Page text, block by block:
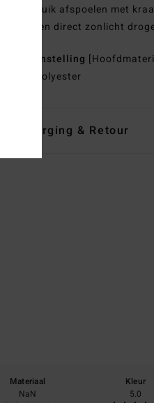
gebruik afspoelen met
buiten direct zonlicht
Samenstelling
10% polyester
Bezorging & Retour
Materiaal
NaN
Kleur
5.0